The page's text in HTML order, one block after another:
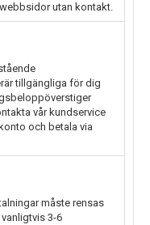
utan kontakt.
tillgängliga för dig
vår kundservice
och betala via
måste rensas
3-6